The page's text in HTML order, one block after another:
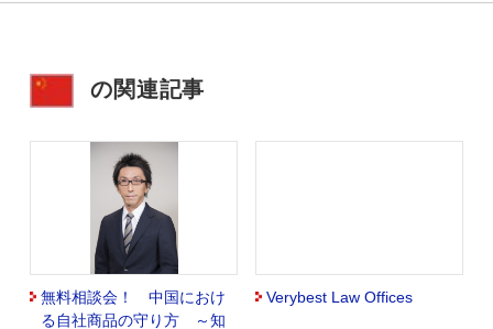
の関連記事
無料相談会！ 中国におけ
る自社商品の守り方 ～知
Verybest Law Offices